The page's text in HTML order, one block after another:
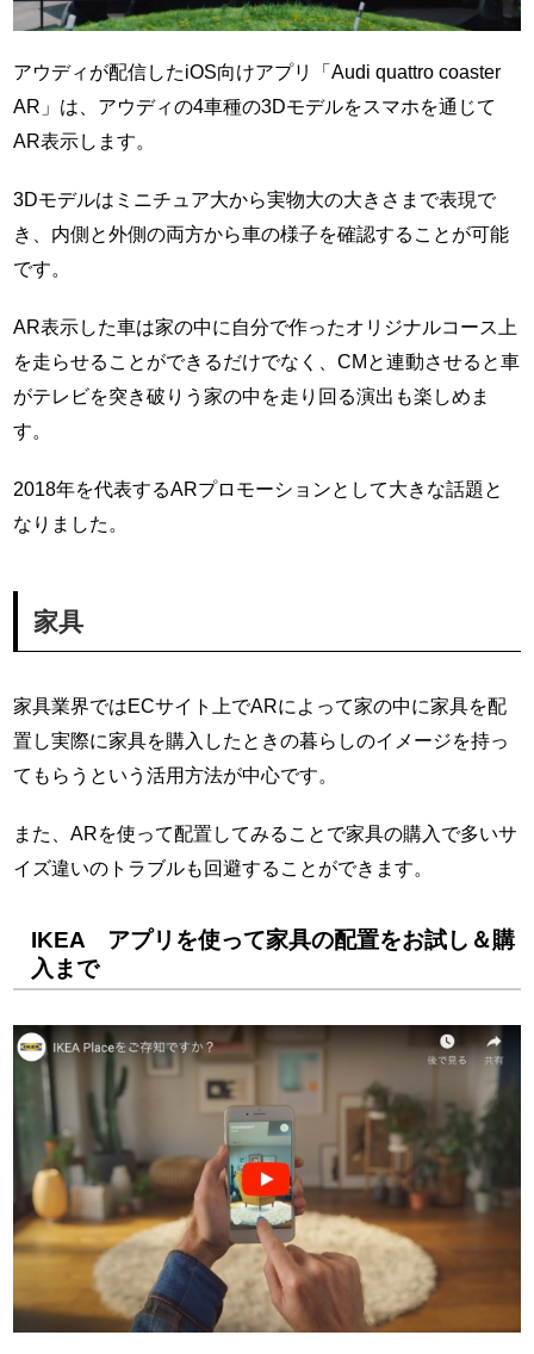
アウディが配信したiOS向けアプリ「Audi quattro coaster
AR」は、アウディの4車種の3Dモデルをスマホを通じて
AR表示します。
3Dモデルはミニチュア大から実物大の大きさまで表現で
き、内側と外側の両方から車の様子を確認することが可能
です。
AR表示した車は家の中に自分で作ったオリジナルコース上
を走らせることができるだけでなく、CMと連動させると車
がテレビを突き破りう家の中を走り回る演出も楽しめま
す。
2018年を代表するARプロモーションとして大きな話題と
なりました。
家具
家具業界ではECサイト上でARによって家の中に家具を配
置し実際に家具を購入したときの暮らしのイメージを持っ
てもらうという活用方法が中心です。
また、ARを使って配置してみることで家具の購入で多いサ
イズ違いのトラブルも回避することができます。
IKEA アプリを使って家具の配置をお試し＆購
入まで